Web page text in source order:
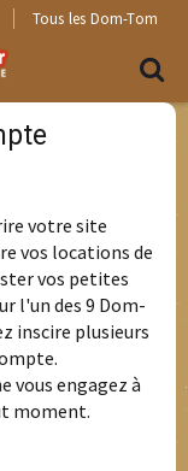
Tous les Dom-Tom
votre site
vos locations de
vos petites
l'un des 9 Dom-
inscire plusieurs
vous engagez à
moment.